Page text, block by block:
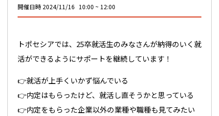
開催日時 2024/11/16 10:00 12:00
トポセシアでは、25卒就活生のみなさんが納得のいく就
活ができるようにサポートを継続しています！
👉就活が上手くいかず悩んでいる
👉内定はもらったけど、就活し直そうかと思っている
👉内定をもらった企業以外の業種や職種も見てみたい